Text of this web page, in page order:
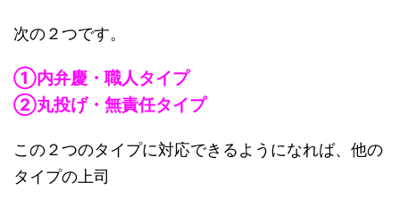
次の２つです。
①内弁慶・職人タイプ
②丸投げ・無責任タイプ
この２つのタイプに対応できるようになれば、他の
タイプの上司